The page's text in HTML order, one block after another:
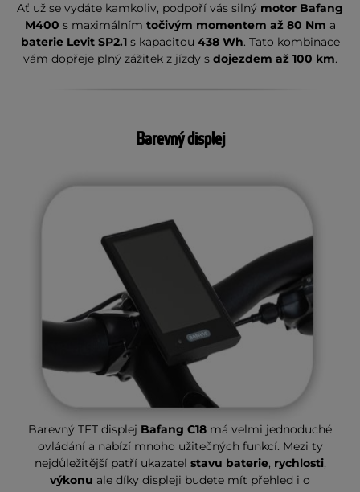
Ať už se vydáte kamkoliv, podpoří vás silný motor Bafang
M400 s maximálním točivým momentem až 80 Nm a
baterie Levit SP2.1s kapacitou 438 Wh. Tato kombinace
vám dopřeje plný zážitek z jízdy s dojezdem až 100 km.
Barevný displej
Barevný TFT displej Bafang C18 má velmi jednoduché
ovládání a nabízí mnoho užitečných funkcí. Mezi ty
nejdůležitější patří ukazatel stavu baterie, rychlosti,
výkonu ale díky displeji budete mít přehled i o